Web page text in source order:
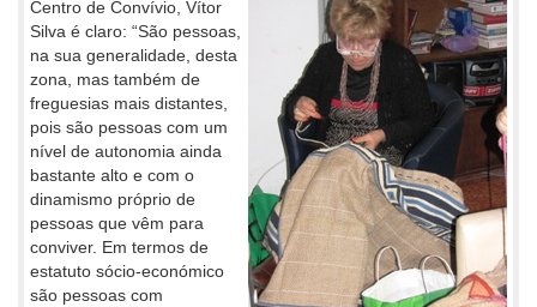
Centro de Convívio, Vítor
Silva é claro: “São pessoas,
na sua generalidade, desta
zona, mas também de
freguesias mais distantes,
pois são pessoas com um
nível de autonomia ainda
bastante alto e com o
dinamismo próprio de
pessoas que vêm para
conviver. Em termos de
estatuto sócio-económico
são pessoas com